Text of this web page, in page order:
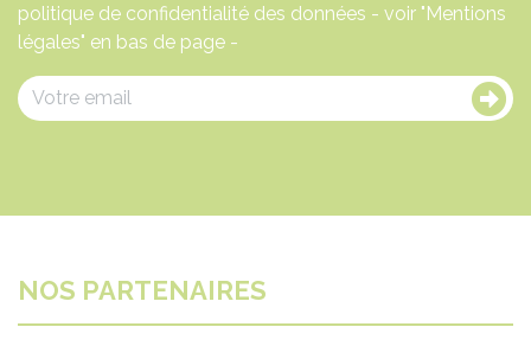
politique de confidentialité des données - voir "Mentions
légales" en bas de page -
NOS PARTENAIRES